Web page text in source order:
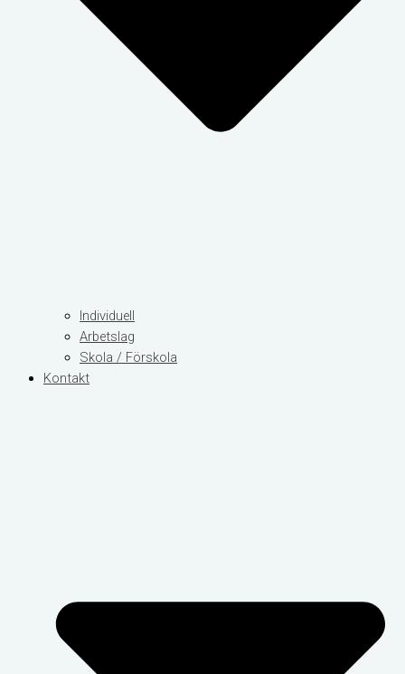
Individuell
Arbetslag
Skola / Förskola
Kontakt